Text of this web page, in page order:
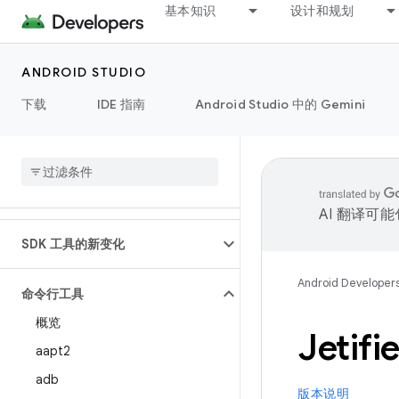
基本知识 设计和规划
ANDROID STUDIO
下载
IDE 指南 Android Studio 中的 Gemini
SDK 工具的新变化
命令行工具
概览
aapt2
adb
AI 翻译可能
Android
版本说明